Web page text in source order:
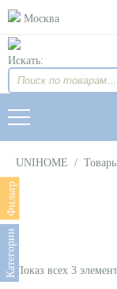
Москва
Искать:
UNIHOME /
Фильтр
Категории Показ всех 3